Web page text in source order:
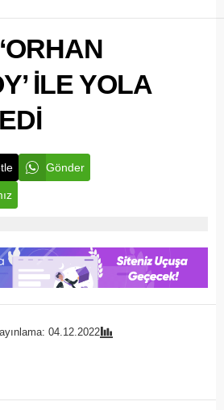
İLE YOLA
Gönder
04.12.2022